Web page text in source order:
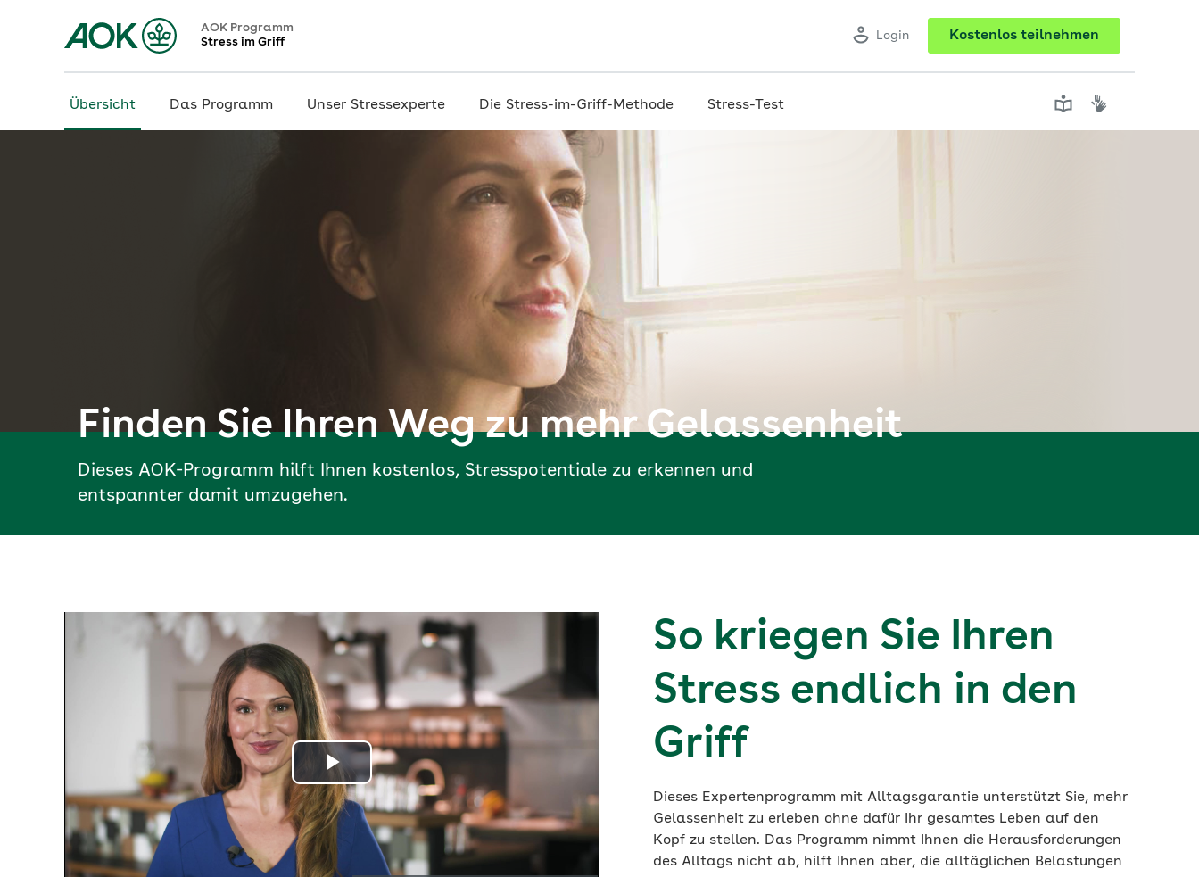
AOK Programm
Stress im Griff
Login Kostenlos teilnehmen
Übersicht Das Programm Unser Stressexperte Die Stress-im-Griff-Methode Stress-Test
Finden Sie Ihren Weg zu mehr Gelassenheit
Dieses AOK-Programm hilft Ihnen kostenlos, Stresspotentiale zu erkennen und
entspannter damit umzugehen.
So kriegen Sie Ihren
Stress endlich in den
Griff
Dieses Expertenprogramm mit Alltagsgarantie unterstützt Sie, mehr
Gelassenheit zu erleben ohne dafür Ihr gesamtes Leben auf den
Kopf zu stellen. Das Programm nimmt Ihnen die Herausforderungen
des Alltags nicht ab, hilft Ihnen aber, die alltäglichen Belastungen
Video
abspielen